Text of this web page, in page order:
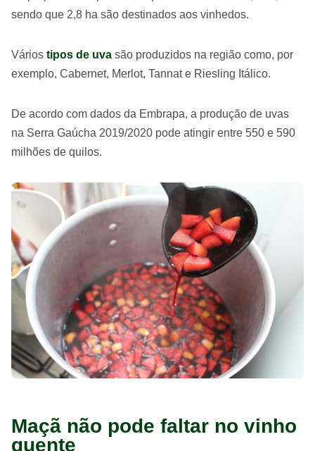
sendo que 2,8 ha são destinados aos vinhedos.
Vários tipos de uva são produzidos na região como, por
exemplo, Cabernet, Merlot, Tannat e Riesling Itálico.
De acordo com dados da Embrapa, a produção de uvas
na Serra Gaúcha 2019/2020 pode atingir entre 550 e 590
milhões de quilos.
Maçã não pode faltar no vinho
quente